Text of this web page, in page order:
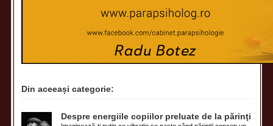
Din aceeași categorie:
Despre energiile copiilor preluate de la părinţi